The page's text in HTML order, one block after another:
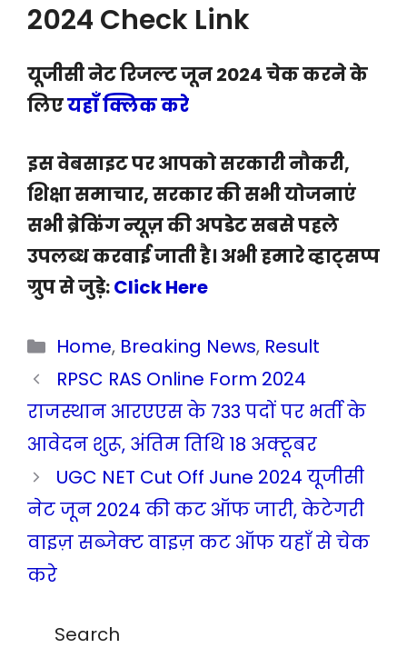
2024 Check Link
यूजीसी नेट रिजल्ट जून 2024 चेक करने के
लिएयहाँ क्लिक करे
इस वेबसाइट पर आपको सरकारी नौकरी,
शिक्षा समाचार, सरकार की सभी योजनाएं
सभी ब्रेकिंग न्यूज़ की अपडेट सबसे पहले
उपलब्ध करवाई जाती है। अभी हमारे व्हाट्सप्प
ग्रुप से जुड़े:Click Here
Categories
Home, Breaking News, Result
RPSC RAS Online Form 2024
राजस्थान आरएएस के 733 पदों पर भर्ती के
आवेदन शुरू, अंतिम तिथि 18 अक्टूबर
UGC NET Cut Off June 2024 यूजीसी
नेट जून 2024 की कट ऑफ जारी, केटेगरी
वाइज़ सब्जेक्ट वाइज़ कट ऑफ यहाँ से चेक
करे
Search